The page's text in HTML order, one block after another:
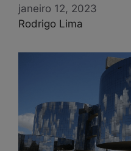
janeiro 12, 2023
Rodrigo Lima